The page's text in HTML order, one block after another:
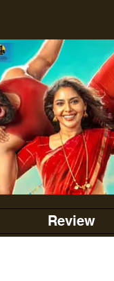
Review